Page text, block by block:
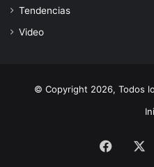
Tendencias
Video
© Copyright 2026, Todos